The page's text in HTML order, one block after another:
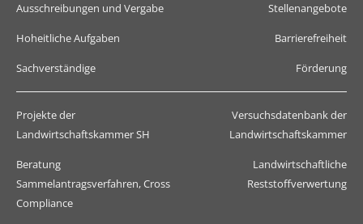
Ausschreibungen und Vergabe Stellenangebote
Hoheitliche Aufgaben Barrierefreiheit
Sachverständige Förderung
Projekte der
Landwirtschaftskammer SH
Versuchsdatenbank der
Landwirtschaftskammer
Beratung
Sammelantragsverfahren, Cross
Compliance
Landwirtschaftliche
Reststoffverwertung